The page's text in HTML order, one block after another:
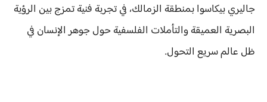
جاليري بيكاسوا بمنطقة الزمالك، في تجربة فنية تمزج بين الرؤية
البصرية العميقة والتأملات الفلسفية حول جوهر الإنسان في
ظل عالم سريع التحول.